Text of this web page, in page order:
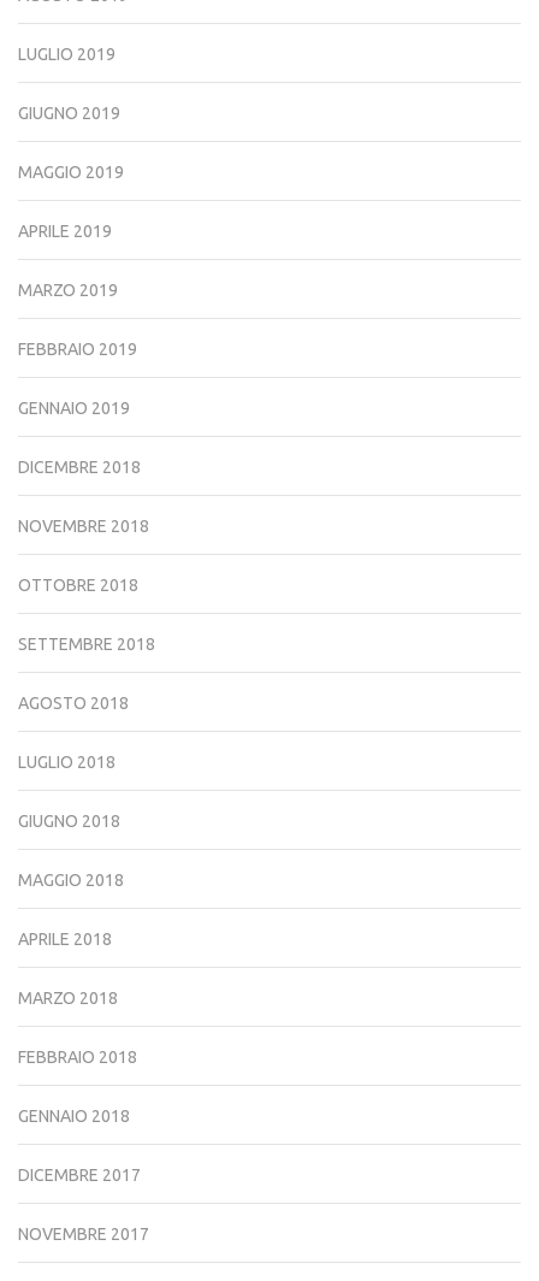
LUGLIO 2019
GIUGNO 2019
MAGGIO 2019
APRILE 2019
MARZO 2019
FEBBRAIO 2019
GENNAIO 2019
DICEMBRE 2018
NOVEMBRE 2018
OTTOBRE 2018
SETTEMBRE 2018
AGOSTO 2018
LUGLIO 2018
GIUGNO 2018
MAGGIO 2018
APRILE 2018
MARZO 2018
FEBBRAIO 2018
GENNAIO 2018
DICEMBRE 2017
NOVEMBRE 2017